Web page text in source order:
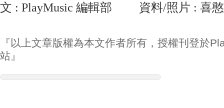
文 : PlayMusic 編輯部 資料/照片 : 喜憨
『以上文章版權為本文作者所有，授權刊登於
站』